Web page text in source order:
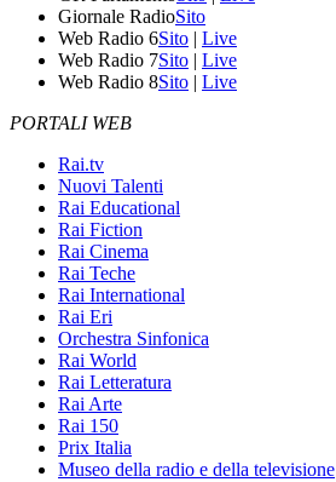
Giornale RadioSito
Web Radio 6Sito | Live
Web Radio 7Sito | Live
Web Radio 8Sito | Live
PORTALI WEB
Rai.tv
Nuovi Talenti
Rai Educational
Rai Fiction
Rai Cinema
Rai Teche
Rai International
Rai Eri
Orchestra Sinfonica
Rai World
Rai Letteratura
Rai Arte
Rai 150
Prix Italia
Museo della radio e della televisione